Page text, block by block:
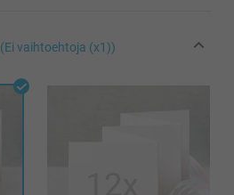
(Ei vaihtoehtoja (x1))